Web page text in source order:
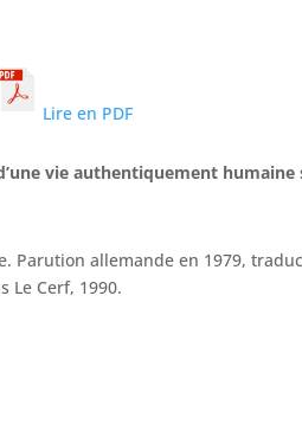
Lire en PDF
vie authentiquement humaine
allemande en 1979,
Le Cerf, 1990.